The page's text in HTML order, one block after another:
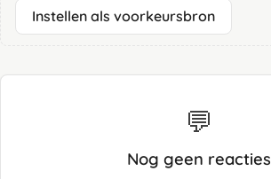
Instellen als voorkeursbron
💬
Nog geen reacties